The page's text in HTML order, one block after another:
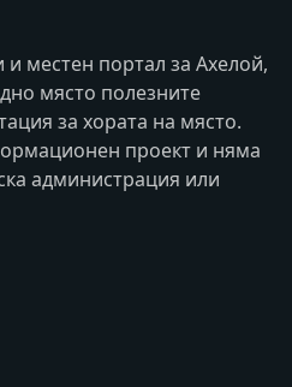
местен портал за Ахелой,
място полезните
за хората на място.
проект и няма
администрация или